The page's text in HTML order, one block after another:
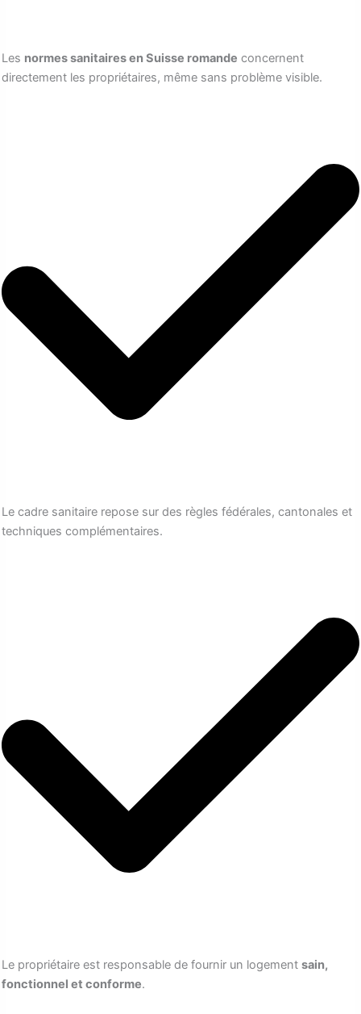
Les normes sanitaires en Suisse romande concernent
directement les propriétaires, même sans problème visible.
Le cadre sanitaire repose sur des règles fédérales, cantonales et
techniques complémentaires.
Le propriétaire est responsable de fournir un logementsain,
fonctionnel et conforme.